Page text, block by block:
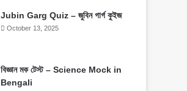
Jubin Garg Quiz – জুবিন গার্গ কুইজ
October 13, 2025
বিজ্ঞান মক টেস্ট – Science Mock in
Bengali